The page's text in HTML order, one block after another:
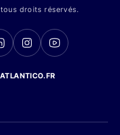
droits réservés.